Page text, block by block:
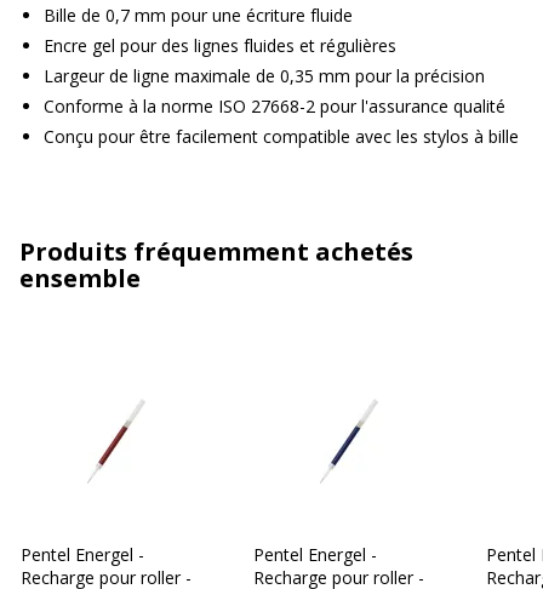
Bille de 0,7 mm pour une écriture fluide
Encre gel pour des lignes fluides et régulières
Largeur de ligne maximale de 0,35 mm pour la précision
Conforme à la norme ISO 27668-2 pour l'assurance qualité
Conçu pour être facilement compatible avec les stylos à bille
Produits fréquemment achetés
ensemble
Pentel Energel -
Recharge pour roller -
Pentel Energel -
Recharge pour roller -
Pentel